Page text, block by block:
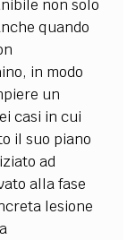
non solo
quando
in modo
un
casi in cui
il suo piano
ad
alla fase
lesione